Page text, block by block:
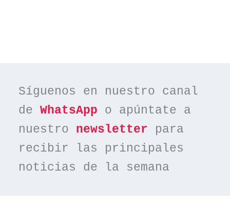
Síguenos en nuestro canal
de WhatsApp o apúntate a
nuestro newsletter para
recibir las principales
noticias de la semana